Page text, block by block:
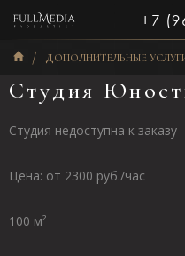
+7
ДОПОЛНИТЕЛЬНЫЕ
Студия
Студия недоступна к заказу
Цена: от 2300 руб./час
100 м²